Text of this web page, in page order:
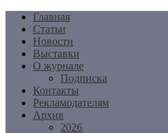
Перейти
содержимому
Главная
Статьи
Новости
Выставки
О журнале
Подписка
Контакты
Рекламодателям
Архив
2026